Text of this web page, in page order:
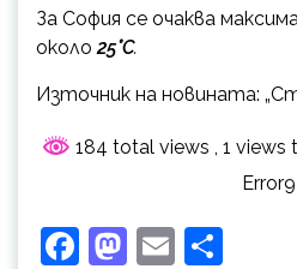
За София се очаква
около 25°C.
Източник на новината:
184 total views
, 1
Error9
Facebook
Mastodon
Email